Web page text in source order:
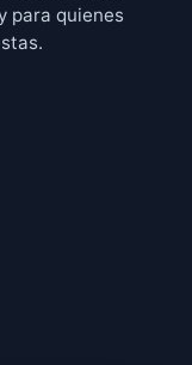
para quienes